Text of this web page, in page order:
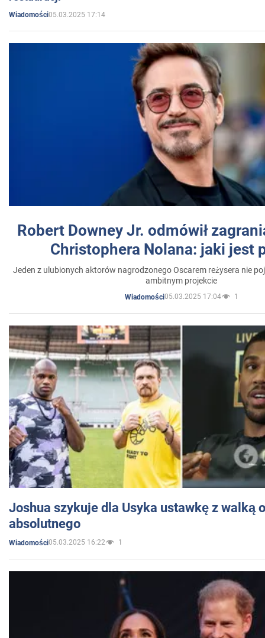
Wiadomości05.03.2025 17:14
Robert Downey Jr. odmówił
Christophera Nolana: jaki jest
Jeden z ulubionych aktorów nagrodzonego Oscarem reżysera nie
ambitnym projekcie
Wiadomości05.03.2025 17:04 1
Joshua szykuje dla Usyka ustawkę z walką
absolutnego
Wiadomości05.03.2025 16:22 1